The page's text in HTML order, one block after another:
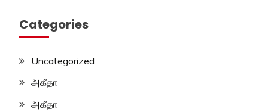
Categories
Uncategorized
அகீதா
அகீதா